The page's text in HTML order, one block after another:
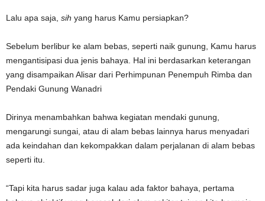
Lalu apa saja, sih yang harus Kamu persiapkan?
Sebelum berlibur ke alam bebas, seperti naik gunung, Kamu harus
mengantisipasi dua jenis bahaya. Hal ini berdasarkan keterangan
yang disampaikan Alisar dari Perhimpunan Penempuh Rimba dan
Pendaki Gunung Wanadri
Dirinya menambahkan bahwa kegiatan mendaki gunung,
mengarungi sungai, atau di alam bebas lainnya harus menyadari
ada keindahan dan kekompakkan dalam perjalanan di alam bebas
seperti itu.
“Tapi kita harus sadar juga kalau ada faktor bahaya, pertama